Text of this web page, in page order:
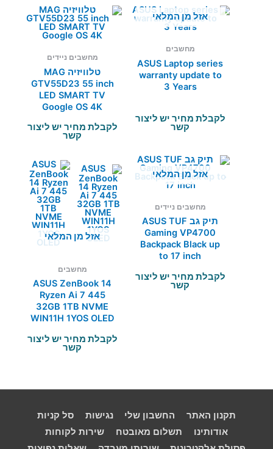
אזל מן המלאי
מחשבים
ASUS Laptop series
warranty update to
3 Years
לקבלת מחיר יש ליצור
קשר
מחשבים ניידים
טלוויזיה MAG
GTV55D23 55 inch
LED SMART TV
Google OS 4K
לקבלת מחיר יש ליצור
קשר
אזל מן המלאי
מחשבים ניידים
תיק גב ASUS TUF
Gaming VP4700
Backpack Black up
to 17 inch
לקבלת מחיר יש ליצור
קשר
אזל מן המלאי
מחשבים
ASUS ZenBook 14
Ryzen Ai 7 445
32GB 1TB NVME
WIN11H 1YOS OLED
לקבלת מחיר יש ליצור
קשר
תקנון האתר החשבון שלי נגישות
סל קניות
אודותינו
תשלום מאובטח
שירות לקוחות